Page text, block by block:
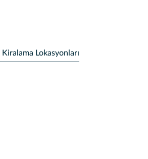
Lokasyonları